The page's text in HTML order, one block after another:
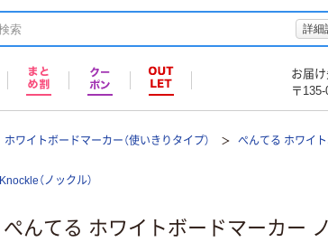
詳細
お届
〒
ホワイトボードマーカー（使いきりタイプ） ぺんてる ホワイ
Knockle（ノックル）
ぺんてる ホワイトボードマーカー